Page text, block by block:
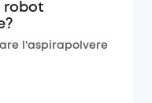
robot
l'aspirapolvere